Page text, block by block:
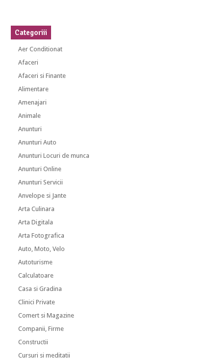
Categoriii
Aer Conditionat
Afaceri
Afaceri si Finante
Alimentare
Amenajari
Animale
Anunturi
Anunturi Auto
Anunturi Locuri de munca
Anunturi Online
Anunturi Servicii
Anvelope si Jante
Arta Culinara
Arta Digitala
Arta Fotografica
Auto, Moto, Velo
Autoturisme
Calculatoare
Casa si Gradina
Clinici Private
Comert si Magazine
Companii, Firme
Constructii
Cursuri si meditatii